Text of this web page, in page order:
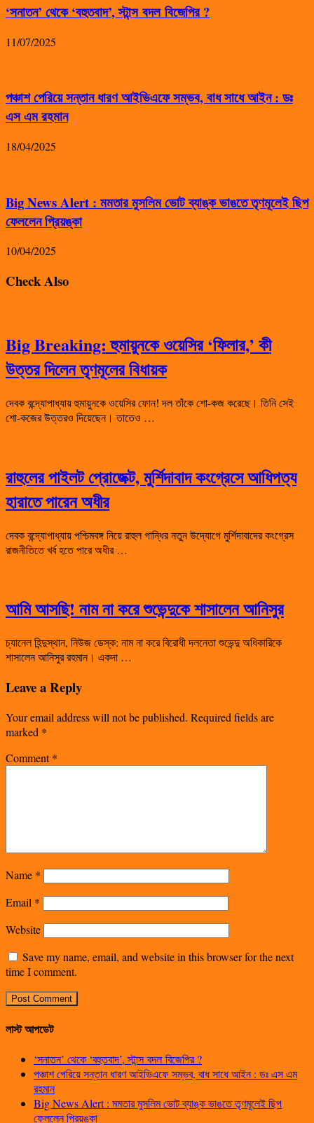
‘সনাতন’ থেকে ‘বহুতবাদ’, স্টান্স বদল বিজেপির ?
11/07/2025
পঞ্চাশ পেরিয়ে সন্তান ধারণ আইভিএফে সম্ভব, বাধ সাধে আইন : ডঃ
এস এম রহমান
18/04/2025
Big News Alert : মমতার মুসলিম ভোট ব্যাঙ্ক ভাঙতে তৃণমূলেই ছিপ
ফেললেন প্রিয়ঙ্কা
10/04/2025
Check Also
Big Breaking: হুমায়ুনকে ওয়েসির ‘ফিলার,’ কী
উত্তর দিলেন তৃণমূলের বিধায়ক
দেবক বন্দ্যোপাধ্যায় হুমায়ুনকে ওয়েসির ফোন! দল তাঁকে শো-কজ করেছে। তিনি সেই
শো-কজের উত্তরও দিয়েছেন। তাতেও …
রাহুলের পাইলট প্রোজেক্ট, মুর্শিদাবাদ কংগ্রেসে আধিপত্য
হারাতে পারেন অধীর
দেবক বন্দ্যোপাধ্যায় পশ্চিমবঙ্গ নিয়ে রাহুল গান্ধির নতুন উদ্যোগে মুর্শিদাবাদের কংগ্রেস
রাজনীতিতে খর্ব হতে পারে অধীর …
আমি আসছি! নাম না করে শুভেন্দুকে শাসালেন আনিসুর
চ্যানেল হিন্দুস্থান, নিউজ ডেস্ক: নাম না করে বিরোধী দলনেতা শুভেন্দু অধিকারিকে
শাসালেন আনিসুর রহমান। একদা …
Leave a Reply
Your email address will not be published. Required fields are
marked *
Comment*
Name *
Email *
Website
Save my name, email, and website in this browser for the next
time I comment.
লাস্ট আপডেট
‘সনাতন’ থেকে ‘বহুতবাদ’, স্টান্স বদল বিজেপির ?
পঞ্চাশ পেরিয়ে সন্তান ধারণ আইভিএফে সম্ভব, বাধ সাধে আইন : ডঃ এস এম
রহমান
Big News Alert : মমতার মুসলিম ভোট ব্যাঙ্ক ভাঙতে তৃণমূলেই ছিপ
ফেললেন প্রিয়ঙ্কা